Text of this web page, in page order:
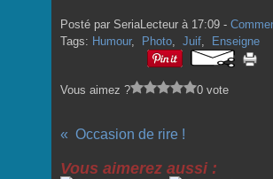
Posté par SeriaLecteur à 17:09 -
Tags: Humour, Photo, Juif, Enseigne
Vous aimez ? 0 vote
Occasion de rire !
Vous aimerez aussi :